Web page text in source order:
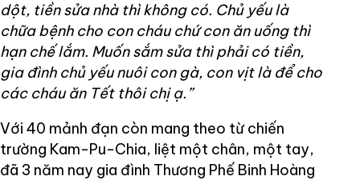
dột, tiền sửa nhà thì không có. Chủ yếu là
chữa bệnh cho con cháu chứ con ăn uống thì
hạn chế lắm. Muốn sắm sửa thì phải có tiền,
gia đình chủ yếu nuôi con gà, con vịt là để cho
các cháu ăn Tết thôi chị ạ.”
Với 40 mảnh đạn còn mang theo từ chiến
trường Kam-Pu-Chia, liệt một chân, một tay,
đã 3 năm nay gia đình Thương Phế Binh Hoàng